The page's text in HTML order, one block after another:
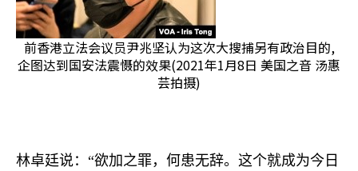
前香港立法会议员尹兆坚认为这次大搜捕另有政治目的,
企图达到国安法震慑的效果(2021年1月8日 美国之音 汤惠
芸拍摄)
林卓廷说：“欲加之罪，何患无辞。这个就成为今日